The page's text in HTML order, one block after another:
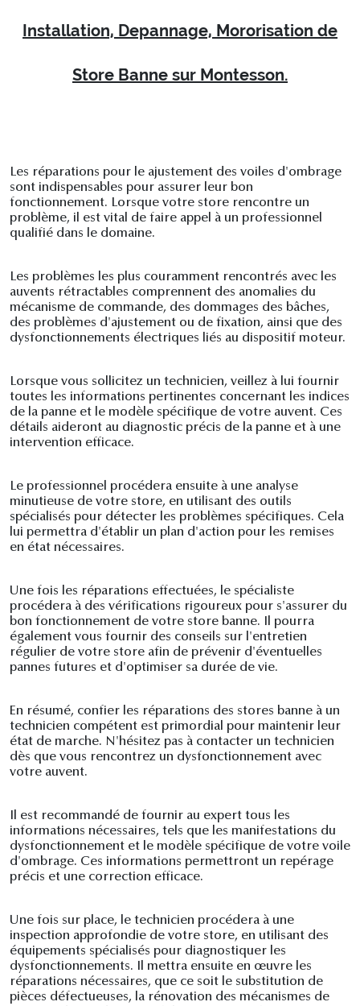
Installation, Depannage, Mororisation de
Store Banne sur Montesson.
Les réparations pour le ajustement des voiles d'ombrage
sont indispensables pour assurer leur bon
fonctionnement. Lorsque votre store rencontre un
problème, il est vital de faire appel à un professionnel
qualifié dans le domaine.
Les problèmes les plus couramment rencontrés avec les
auvents rétractables comprennent des anomalies du
mécanisme de commande, des dommages des bâches,
des problèmes d'ajustement ou de fixation, ainsi que des
dysfonctionnements électriques liés au dispositif moteur.
Lorsque vous sollicitez un technicien, veillez à lui fournir
toutes les informations pertinentes concernant les indices
de la panne et le modèle spécifique de votre auvent. Ces
détails aideront au diagnostic précis de la panne et à une
intervention efficace.
Le professionnel procédera ensuite à une analyse
minutieuse de votre store, en utilisant des outils
spécialisés pour détecter les problèmes spécifiques. Cela
lui permettra d'établir un plan d'action pour les remises
en état nécessaires.
Une fois les réparations effectuées, le spécialiste
procédera à des vérifications rigoureux pour s'assurer du
bon fonctionnement de votre store banne. Il pourra
également vous fournir des conseils sur l'entretien
régulier de votre store afin de prévenir d'éventuelles
pannes futures et d'optimiser sa durée de vie.
En résumé, confier les réparations des stores banne à un
technicien compétent est primordial pour maintenir leur
état de marche. N'hésitez pas à contacter un technicien
dès que vous rencontrez un dysfonctionnement avec
votre auvent.
Il est recommandé de fournir au expert tous les
informations nécessaires, tels que les manifestations du
dysfonctionnement et le modèle spécifique de votre voile
d'ombrage. Ces informations permettront un repérage
précis et une correction efficace.
Une fois sur place, le technicien procédera à une
inspection approfondie de votre store, en utilisant des
équipements spécialisés pour diagnostiquer les
dysfonctionnements. Il mettra ensuite en œuvre les
réparations nécessaires, que ce soit le substitution de
pièces défectueuses, la rénovation des mécanismes de